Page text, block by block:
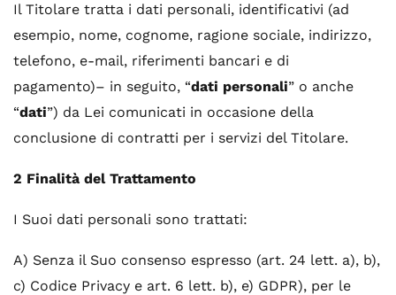
Il Titolare tratta i dati personali, identificativi (ad
esempio, nome, cognome, ragione sociale, indirizzo,
telefono, e-mail, riferimenti bancari e di
pagamento)– in seguito, “dati personali” o anche
“dati”) da Lei comunicati in occasione della
conclusione di contratti per i servizi del Titolare.
2 Finalità del Trattamento
I Suoi dati personali sono trattati:
A) Senza il Suo consenso espresso (art. 24 lett. a), b),
c) Codice Privacy e art. 6 lett. b), e) GDPR), per le